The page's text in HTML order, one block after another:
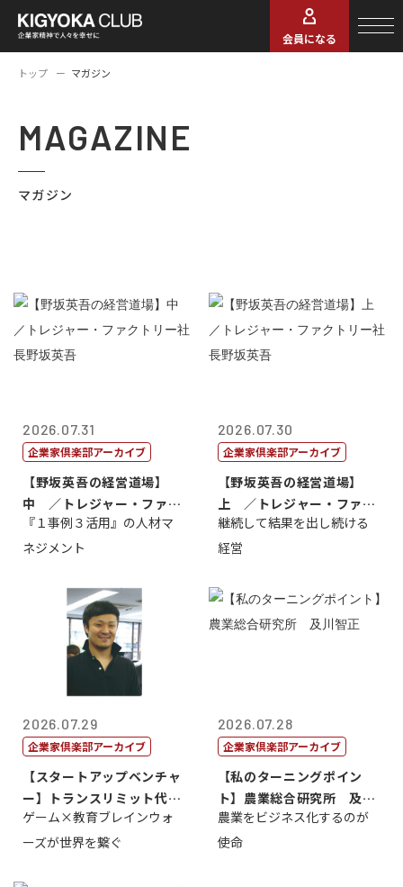
会員になる
トップ マガジン
MAGAZINE
マガジン
2026.07.31
企業家倶楽部アーカイブ
【野坂英吾の経営道場】
中 ／トレジャー・ファク
トリー社長野坂...
『１事例３活用』の人材マ
ネジメント
2026.07.30
企業家倶楽部アーカイブ
【野坂英吾の経営道場】
上 ／トレジャー・ファク
トリー社長野坂...
継続して結果を出し続ける
経営
2026.07.29
企業家倶楽部アーカイブ
【スタートアップベンチャ
ー】トランスリミット代表
取締役社長 ...
ゲーム×教育ブレインウォ
ーズが世界を繋ぐ
2026.07.28
企業家倶楽部アーカイブ
【私のターニングポイン
ト】農業総合研究所 及川
智正
農業をビジネス化するのが
使命